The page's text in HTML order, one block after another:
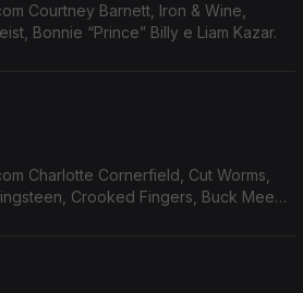
Courtney Barnett, Iron & Wine,
Bonnie “Prince” Billy e Liam Kazar.
Charlotte Cornerfield, Cut Worms,
Crooked Fingers, Buck Meek